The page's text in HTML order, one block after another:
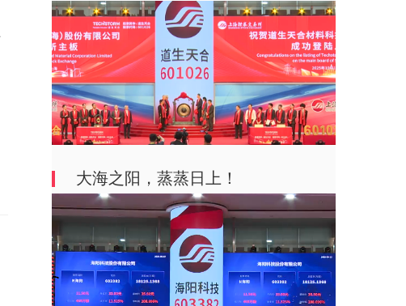
大海之阳，蒸蒸日上！